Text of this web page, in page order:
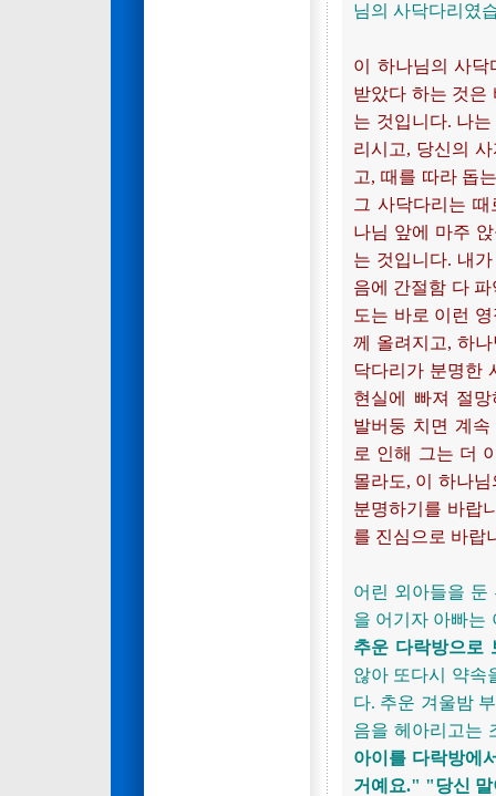
님의 사닥다리였
이 하나님의 사닥
받았다 하는 것은
는 것입니다. 나
리시고, 당신의
고, 때를 따라 돕
그 사닥다리는
나님 앞에 마주
는 것입니다. 내
음에 간절함 다
도는 바로 이런
께 올려지고, 하
닥다리가 분명한
현실에 빠져 절
발버둥 치면 계
로 인해 그는 더
몰라도, 이 하나
분명하기를 바랍
를 진심으로 바랍
어린 외아들을 둔
을 어기자 아빠는
추운 다락방으
않아 또다시 약속
다. 추운 겨울밤
음을 헤아리고는
아이를 다락방에
거예요." "당신 말